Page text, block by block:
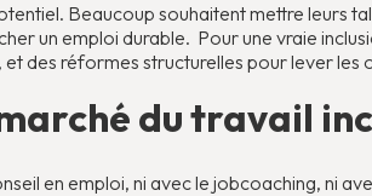
Beaucoup souhaitent mettre leurs
un emploi durable. Pour une vraie
des réformes structurelles pour lever les
du travail
en emploi, ni avec le jobcoaching, ni